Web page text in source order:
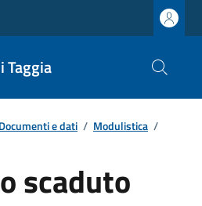
Taggia
Documenti e dati / Modulistica /
scaduto